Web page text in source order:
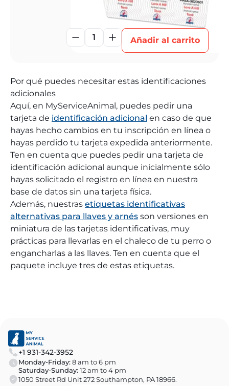
1 Añadir al carrito
Por qué puedes necesitar estas identificaciones
adicionales
Aquí, en MyServiceAnimal, puedes pedir una
tarjeta de identificación adicional en caso de que
hayas hecho cambios en tu inscripción en línea o
hayas perdido tu tarjeta expedida anteriormente.
Ten en cuenta que puedes pedir una tarjeta de
identificación adicional aunque inicialmente sólo
hayas solicitado el registro en línea en nuestra
base de datos sin una tarjeta física.
Además, nuestras etiquetas identificativas
alternativas para llaves y arnés son versiones en
miniatura de las tarjetas identificativas, muy
prácticas para llevarlas en el chaleco de tu perro o
engancharlas a las llaves. Ten en cuenta que el
paquete incluye tres de estas etiquetas.
+1 931-342-3952
Monday-Friday:8 am to 6 pm
Saturday-Sunday:12 am to 4 pm
1050 Street Rd Unit 272 Southampton, PA 18966.